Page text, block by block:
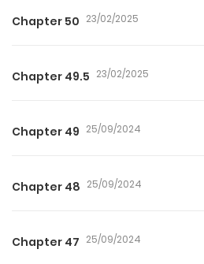
Chapter 50 23/02/2025
Chapter 49.5 23/02/2025
Chapter 49 25/09/2024
Chapter 48 25/09/2024
Chapter 47 25/09/2024